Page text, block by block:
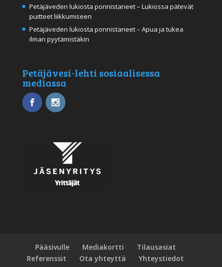
Petäjäveden lukiosta ponnistaneet – Lukiossa pätevät
puitteet liikkumiseen
Petäjäveden lukiosta ponnistaneet – Apua ja tukea
ilman pyytämistäkin
Petäjävesi-lehti sosiaalisessa
mediassa
Pääsivulle Mediakortti
Tilausasiat
Referenssit
Ota yhteyttä
Yhteystiedot